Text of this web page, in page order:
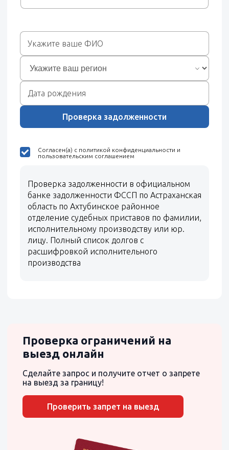
Проверка задолженности
Согласен(а) с политикой конфиденциальности и
пользовательским соглашением
Проверка задолженности в официальном
банке задолженности ФССП по Астраханская
область по Ахтубинское районное
отделение судебных приставов по фамилии,
исполнительному производству или юр.
лицу. Полный список долгов с
расшифровкой исполнительного
производства
Проверка ограничений на
выезд онлайн
Сделайте запрос и получите отчет о запрете
на выезд за границу!
Проверить запрет на выезд